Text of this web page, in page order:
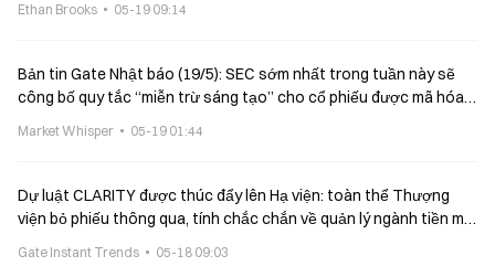
Ethan Brooks 05-19 09:14
Bản tin Gate Nhật báo (19/5): SEC sớm nhất trong tuần này sẽ
công bố quy tắc “miễn trừ sáng tạo” cho cổ phiếu được mã hóa;
Market Whisper 05-19 01:44
Dự luật CLARITY được thúc đẩy lên Hạ viện: toàn thể Thượng
viện bỏ phiếu thông qua, tính chắc chắn về quản lý ngành tiền mã
Gate Instant Trends 05-18 09:03